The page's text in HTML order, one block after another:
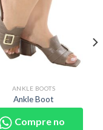
ANKLE BOOTS
Ankle Boot
Compre no